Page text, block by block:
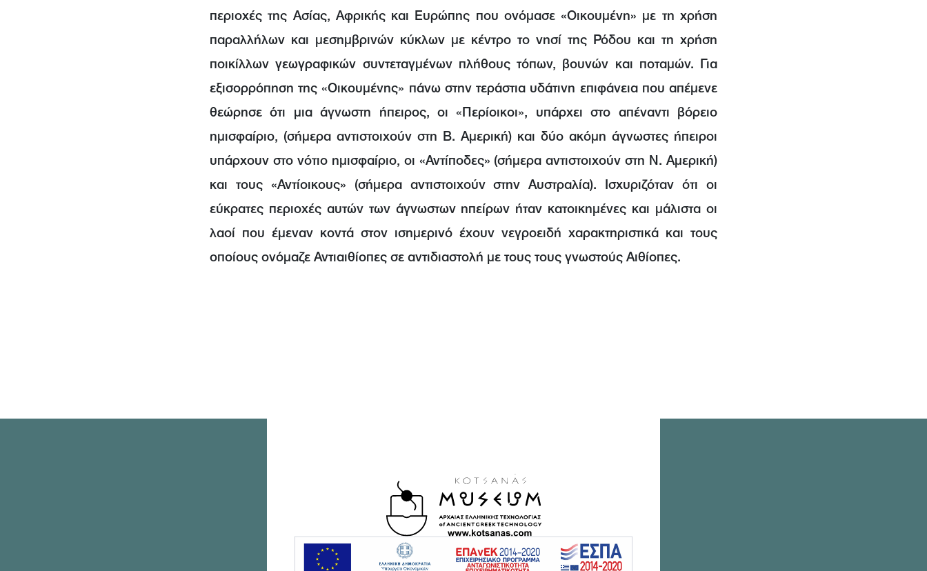
περιοχές της Ασίας, Αφρικής και Ευρώπης που ονόμασε «Οικουμένη» με τη χρήση
παραλλήλων και μεσημβρινών κύκλων με κέντρο το νησί της Ρόδου και τη χρήση
ποικίλλων γεωγραφικών συντεταγμένων πλήθους τόπων, βουνών και ποταμών. Για
εξισορρόπηση της «Οικουμένης» πάνω στην τεράστια υδάτινη επιφάνεια που απέμενε
θεώρησε ότι μια άγνωστη ήπειρος, οι «Περίοικοι», υπάρχει στο απέναντι βόρειο
ημισφαίριο, (σήμερα αντιστοιχούν στη Β. Αμερική) και δύο ακόμη άγνωστες ήπειροι
υπάρχουν στο νότιο ημισφαίριο, οι «Αντίποδες» (σήμερα αντιστοιχούν στη Ν. Αμερική)
και τους «Αντίοικους» (σήμερα αντιστοιχούν στην Αυστραλία). Ισχυριζόταν ότι οι
εύκρατες περιοχές αυτών των άγνωστων ηπείρων ήταν κατοικημένες και μάλιστα οι
λαοί που έμεναν κοντά στον ισημερινό έχουν νεγροειδή χαρακτηριστικά και τους
οποίους ονόμαζε Αντιαιθίοπες σε αντιδιαστολή με τους τους γνωστούς Αιθίοπες.